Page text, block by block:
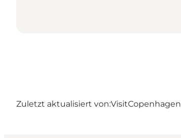
Zuletzt aktualisiert von:VisitCopenhagen